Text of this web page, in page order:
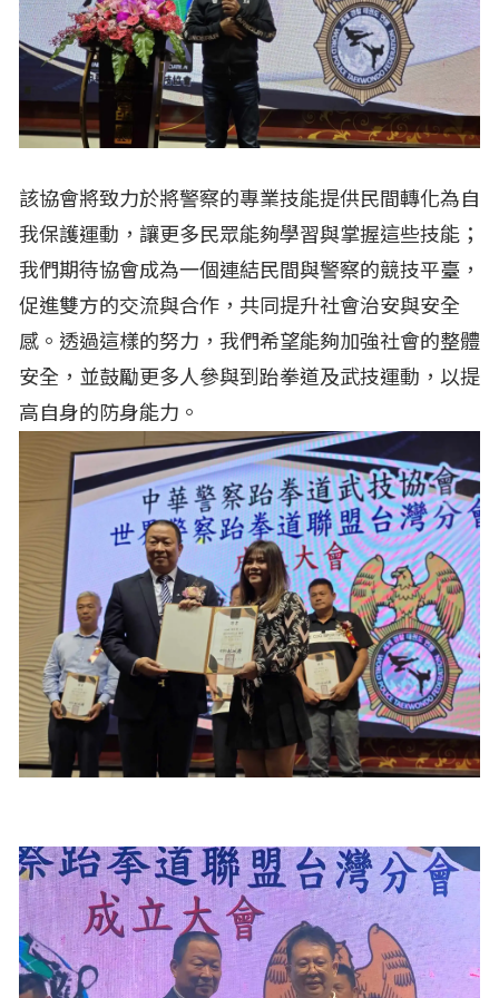
該協會將致力於將警察的專業技能提供民間轉化為自
我保護運動，讓更多民眾能夠學習與掌握這些技能；
我們期待協會成為一個連結民間與警察的競技平臺，
促進雙方的交流與合作，共同提升社會治安與安全
感。透過這樣的努力，我們希望能夠加強社會的整體
安全，並鼓勵更多人參與到跆拳道及武技運動，以提
高自身的防身能力。